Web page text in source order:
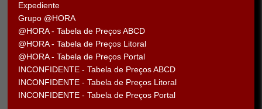
Expediente
Grupo @HORA
@HORA - Tabela de Preços ABCD
@HORA - Tabela de Preços Litoral
@HORA - Tabela de Preços Portal
INCONFIDENTE - Tabela de Preços ABCD
INCONFIDENTE - Tabela de Preços Litoral
INCONFIDENTE - Tabela de Preços Portal